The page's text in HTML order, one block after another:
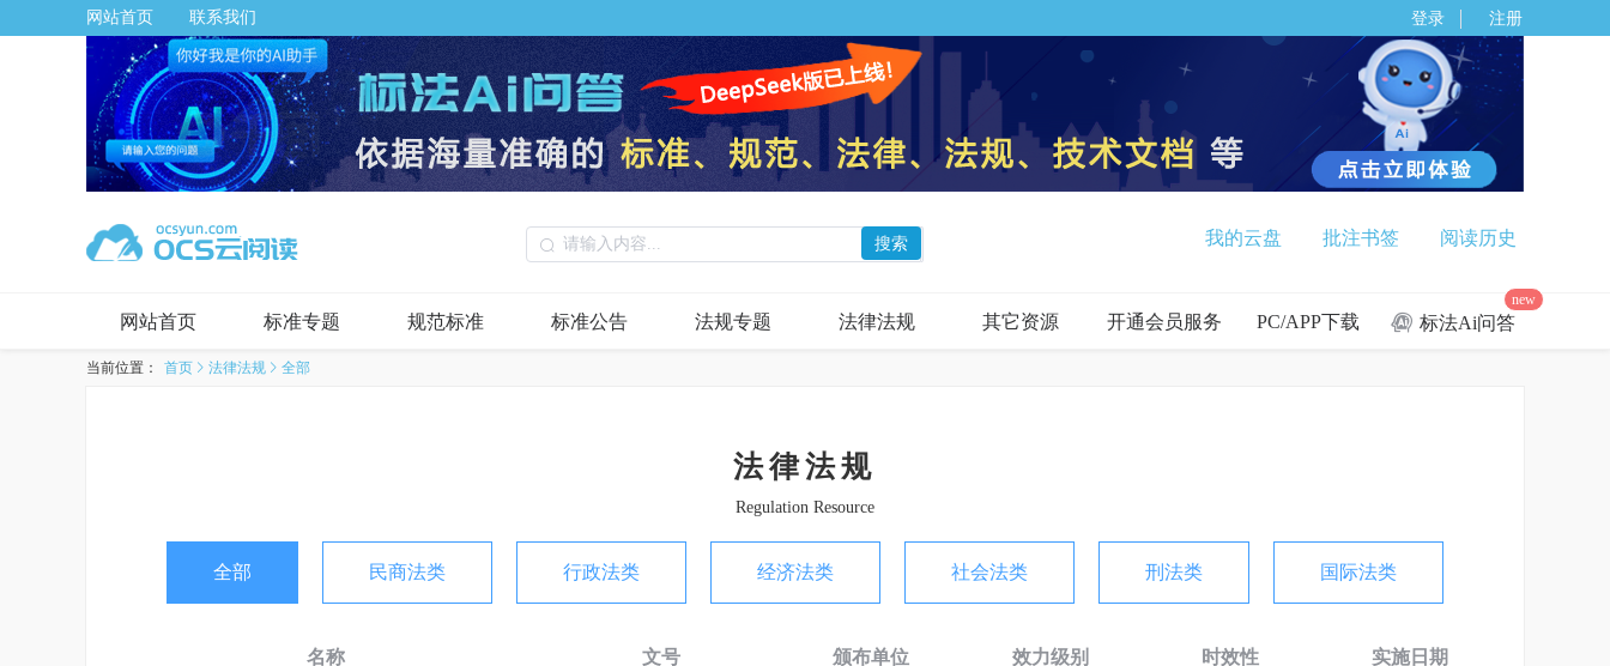
网站首页 联系我们 登录 注册
搜索 我的云盘 批注书签 阅读历史
网站首页 标准专题 规范标准 标准公告 法规专题 法律法规 其它资源 开通会员服务 PC/APP下载 标法Ai问答
new
当前位置： 首页 法律法规 全部
法律法规
Regulation Resource
全部 民商法类 行政法类 经济法类 社会法类 刑法类 国际法类
名称 文号 颁布单位 效力级别 时效性 实施日期